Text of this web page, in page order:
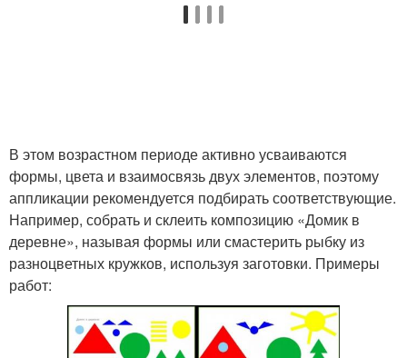
В этом возрастном периоде активно усваиваются
формы, цвета и взаимосвязь двух элементов, поэтому
аппликации рекомендуется подбирать соответствующие.
Например, собрать и склеить композицию «Домик в
деревне», называя формы или смастерить рыбку из
разноцветных кружков, используя заготовки. Примеры
работ: